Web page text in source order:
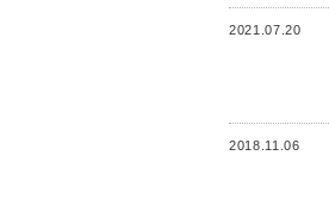
2021.07.20
2018.11.06